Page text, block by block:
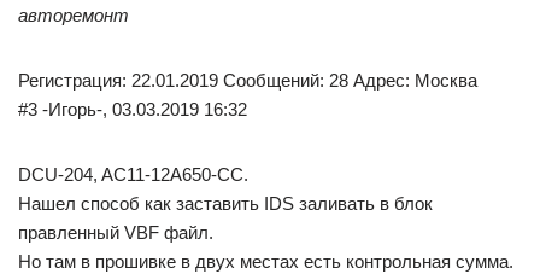
авторемонт
Регистрация: 22.01.2019 Сообщений: 28 Адрес: Москва
#3 -Игорь-, 03.03.2019 16:32
DCU-204, AC11-12A650-CC.
Нашел способ как заставить IDS заливать в блок
правленный VBF файл.
Но там в прошивке в двух местах есть контрольная сумма.